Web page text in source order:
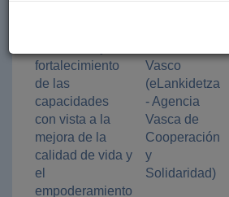
fortalecimiento
de las
capacidades
con vista a la
mejora de la
calidad de vida y
el
empoderamiento
Vasco
(eLankidetza
- Agencia
Vasca de
Cooperación
y
Solidaridad)